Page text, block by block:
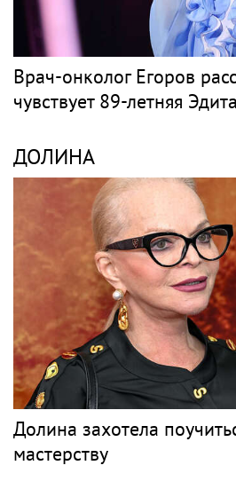
Врач-онколог Егоров
чувствует 89-летняя
ДОЛИНА
Долина захотела
мастерству